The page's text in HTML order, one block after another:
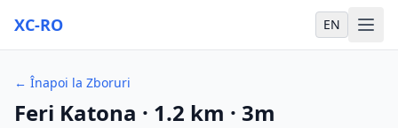
XC-RO EN
← Înapoi la Zboruri
Feri Katona · 1.2 km · 3m